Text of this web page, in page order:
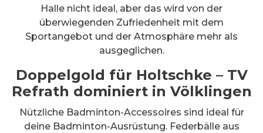
Halle nicht ideal, aber das wird von der
überwiegenden Zufriedenheit mit dem
Sportangebot und der Atmosphäre mehr als
ausgeglichen.
Doppelgold für Holtschke – TV
Refrath dominiert in Völklingen
Nützliche Badminton-Accessoires sind ideal für
deine Badminton-Ausrüstung. Federbälle aus